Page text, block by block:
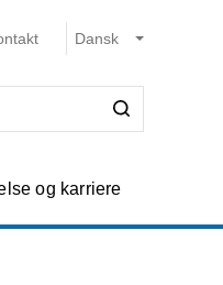
og karriere